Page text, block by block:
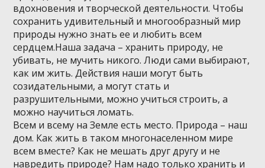
вдохновения и творческой деятельности. Чтобы
сохранить удивительный и многообразный мир
природы нужно знать ее и любить всем
сердцем.Наша задача – хранить природу, не
убивать, не мучить никого. Люди сами выбирают,
как им жить. Действия наши могут быть
созидательными, а могут стать и
разрушительными, можно учиться строить, а
можно научиться ломать.
Всем и всему на Земле есть место. Природа – наш
дом. Как жить в таком многонаселенном мире
всем вместе? Как не мешать друг другу и не
навредить природе? Нам надо только хранить и